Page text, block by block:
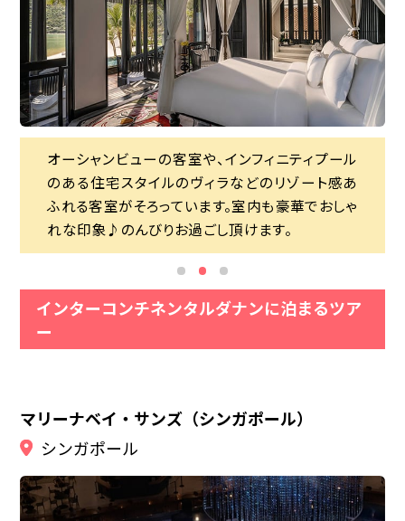
オーシャンビューの客室や、インフィニティプール
のある住宅スタイルのヴィラなどのリゾート感あ
ふれる客室がそろっています。室内も豪華でおしゃ
れな印象♪のんびりお過ごし頂けます。
中心地より少し離れたソンチャ半島にある、おしゃ
れなカフェ「ソンチャマリーナ」。まるでサントリー
ニ島を彷彿させる白と青の美しい建物からは、ミ
ーケビーチを一望できます。
レストラン「シトロン」は、絶景が見られるレストラ
ンとして有名です！中でも、宙に浮かんだように見
えるテラス席は、シトロンの代名詞とも呼ばれる
ほど。ノンラー席は写真映え間違いなし♪
オーシャンビューの客室や、インフィニティプール
のある住宅スタイルのヴィラなどのリゾート感あ
ふれる客室がそろっています。室内も豪華でおしゃ
れな印象♪のんびりお過ごし頂けます。
インターコンチネンタルダナンに泊まるツア
ー
マリーナベイ・サンズ（シンガポール）
シンガポール